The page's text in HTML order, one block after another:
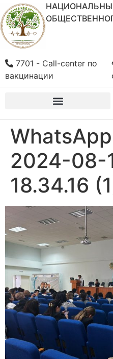
7701 - Call-center по
вакцинации
2024-08-
18.34.16